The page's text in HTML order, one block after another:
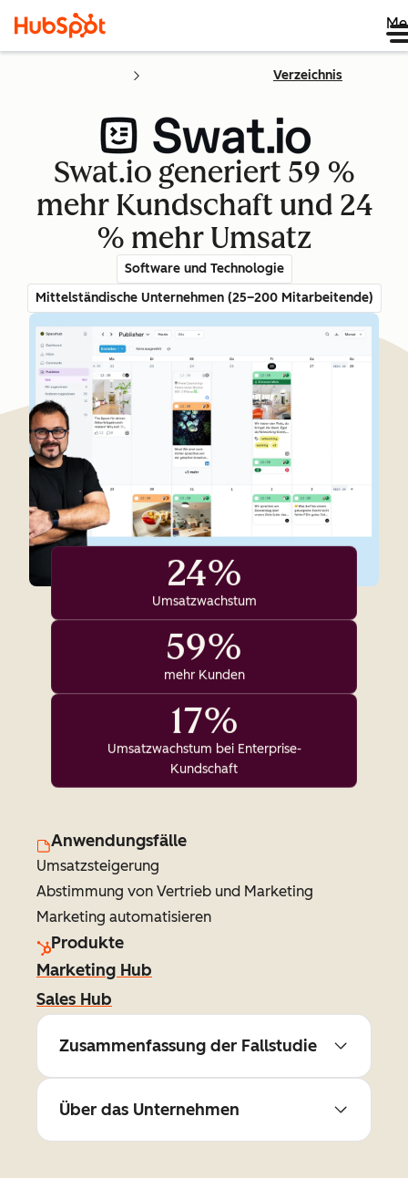
Verzeichnis
Swat.io generiert 59 %
mehr Kundschaft und 24
% mehr Umsatz
Software und Technologie
Mittelständische Unternehmen (25–200 Mitarbeitende)
24%
Umsatzwachstum
59%
mehr Kunden
17%
Umsatzwachstum bei Enterprise-
Kundschaft
Anwendungsfälle
Umsatzsteigerung
Abstimmung von Vertrieb und Marketing
Marketing automatisieren
Produkte
Marketing Hub
Sales Hub
Zusammenfassung der Fallstudie
Über das Unternehmen